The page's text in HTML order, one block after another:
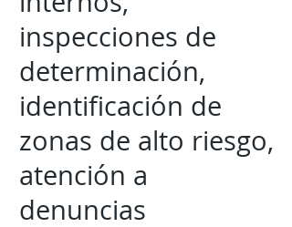
inspecciones de
determinación,
identificación de
zonas de alto riesgo,
atención a
denuncias